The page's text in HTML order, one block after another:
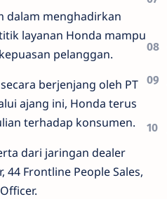
dalam menghadirkan
layanan Honda mampu
pelanggan.
berjenjang oleh PT
ajang ini, Honda terus
terhadap konsumen.
dari jaringan dealer
44 Frontline People Sales,